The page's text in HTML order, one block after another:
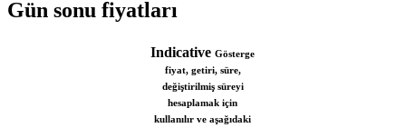
Gün sonu fiyatları
Indicative Gösterge
fiyat, getiri, süre,
değiştirilmiş süreyi
hesaplamak için
kullanılır ve aşağıdaki